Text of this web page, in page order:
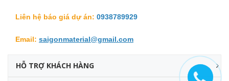
Liên hệ báo giá dự án: 0938789929
Email: saigonmaterial@gmail.com
HỖ TRỢ KHÁCH HÀNG